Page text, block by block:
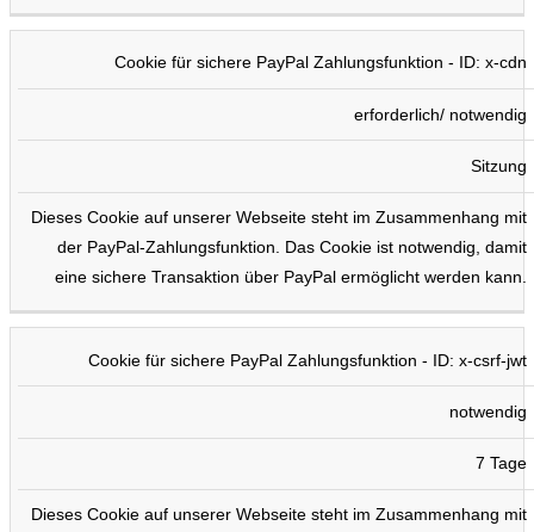
Cookie für sichere PayPal Zahlungsfunktion - ID: x-cdn
erforderlich/ notwendig
Sitzung
Dieses Cookie auf unserer Webseite steht im Zusammenhang mit
der PayPal-Zahlungsfunktion. Das Cookie ist notwendig, damit
eine sichere Transaktion über PayPal ermöglicht werden kann.
Cookie für sichere PayPal Zahlungsfunktion - ID: x-csrf-jwt
notwendig
7 Tage
Dieses Cookie auf unserer Webseite steht im Zusammenhang mit